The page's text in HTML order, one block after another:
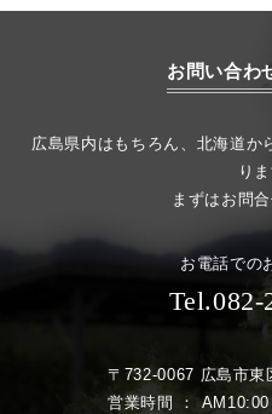
お問い合わ
広島県内はもちろん、北海道か
りま
まずはお問
お電話での
Tel.082-
〒732-0067 広島市東
営業時間 ：